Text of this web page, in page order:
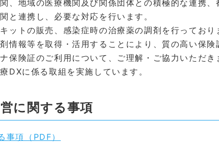
、地域の医療機関及び関係団体との積極的な連携
と連携し、必要な対応を行います。
ットの販売、感染症時の治療薬の調剤を行っており
情報等を取得・活用することにより、質の高い保険
保険証のご利用について、ご理解・ご協力いただき
DXに係る取組を実施しています。
に関する事項
事項（PDF）